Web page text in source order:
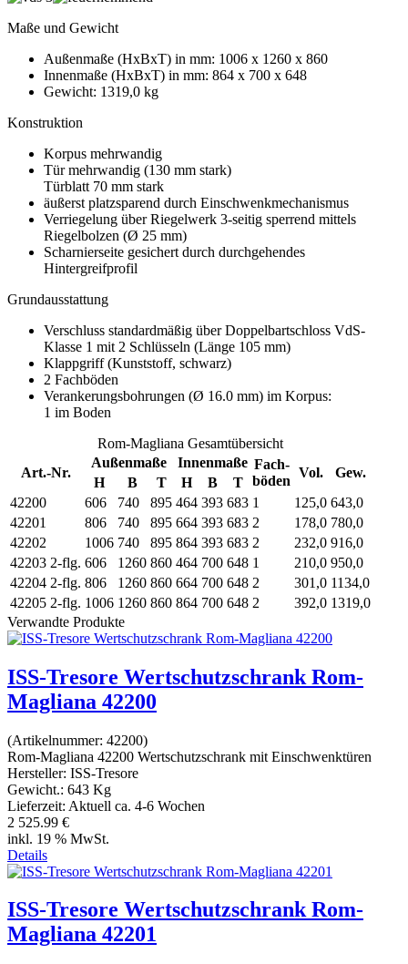
Maße und Gewicht
Außenmaße (HxBxT) in mm: 1006 x 1260 x 860
Innenmaße (HxBxT) in mm: 864 x 700 x 648
Gewicht: 1319,0 kg
Konstruktion
Korpus mehrwandig
Tür mehrwandig (130 mm stark)
Türblatt 70 mm stark
äußerst platzsparend durch Einschwenkmechanismus
Verriegelung über Riegelwerk 3-seitig sperrend mittels
Riegelbolzen (Ø 25 mm)
Scharnierseite gesichert durch durchgehendes
Hintergreifprofil
Grundausstattung
Verschluss standardmäßig über Doppelbartschloss VdS-
Klasse 1 mit 2 Schlüsseln (Länge 105 mm)
Klappgriff (Kunststoff, schwarz)
2 Fachböden
Verankerungsbohrungen (Ø 16.0 mm) im Korpus:
1 im Boden
Rom-Magliana Gesamtübersicht
Art.-Nr.
Außenmaße Innenmaße Fach-
böden
Vol. Gew.
H B T H B
T
42200
606 740 895 464 393 683 1 125,0 643,0
42201
806 740 895 664 393 683 2 178,0 780,0
42202
1006 740 895 864 393 683 2 232,0 916,0
42203 2-flg. 606 1260 860 464 700 648 1 210,0 950,0
42204 2-flg. 806 1260 860 664 700 648 2 301,0 1134,0
42205 2-flg. 1006 1260 860 864 700 648 2 392,0 1319,0
Verwandte Produkte
ISS-Tresore Wertschutzschrank Rom-
Magliana 42200
(Artikelnummer: 42200)
Rom-Magliana 42200 Wertschutzschrank mit Einschwenktüren
Hersteller: ISS-Tresore
Gewicht.: 643 Kg
Lieferzeit: Aktuell ca. 4-6 Wochen
2 525.99 €
inkl. 19 % MwSt.
Details
ISS-Tresore Wertschutzschrank Rom-
Magliana 42201